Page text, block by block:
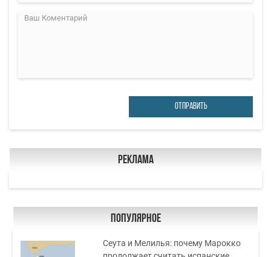
ОТПРАВИТЬ
Реклама
Популярное
Сеута и Мелилья: почему Марокко